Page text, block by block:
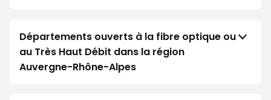
Départements ouverts à la fibre optique ou
au Très Haut Débit dans la région
Auvergne-Rhône-Alpes